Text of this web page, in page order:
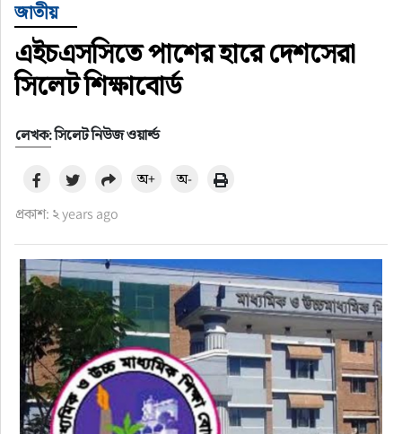
জাতীয়
এইচএসসিতে পাশের হারে দেশসেরা
সিলেট শিক্ষাবোর্ড
লেখক: সিলেট নিউজ ওয়ার্ল্ড
প্রকাশ: ২ years ago
অ+ অ-